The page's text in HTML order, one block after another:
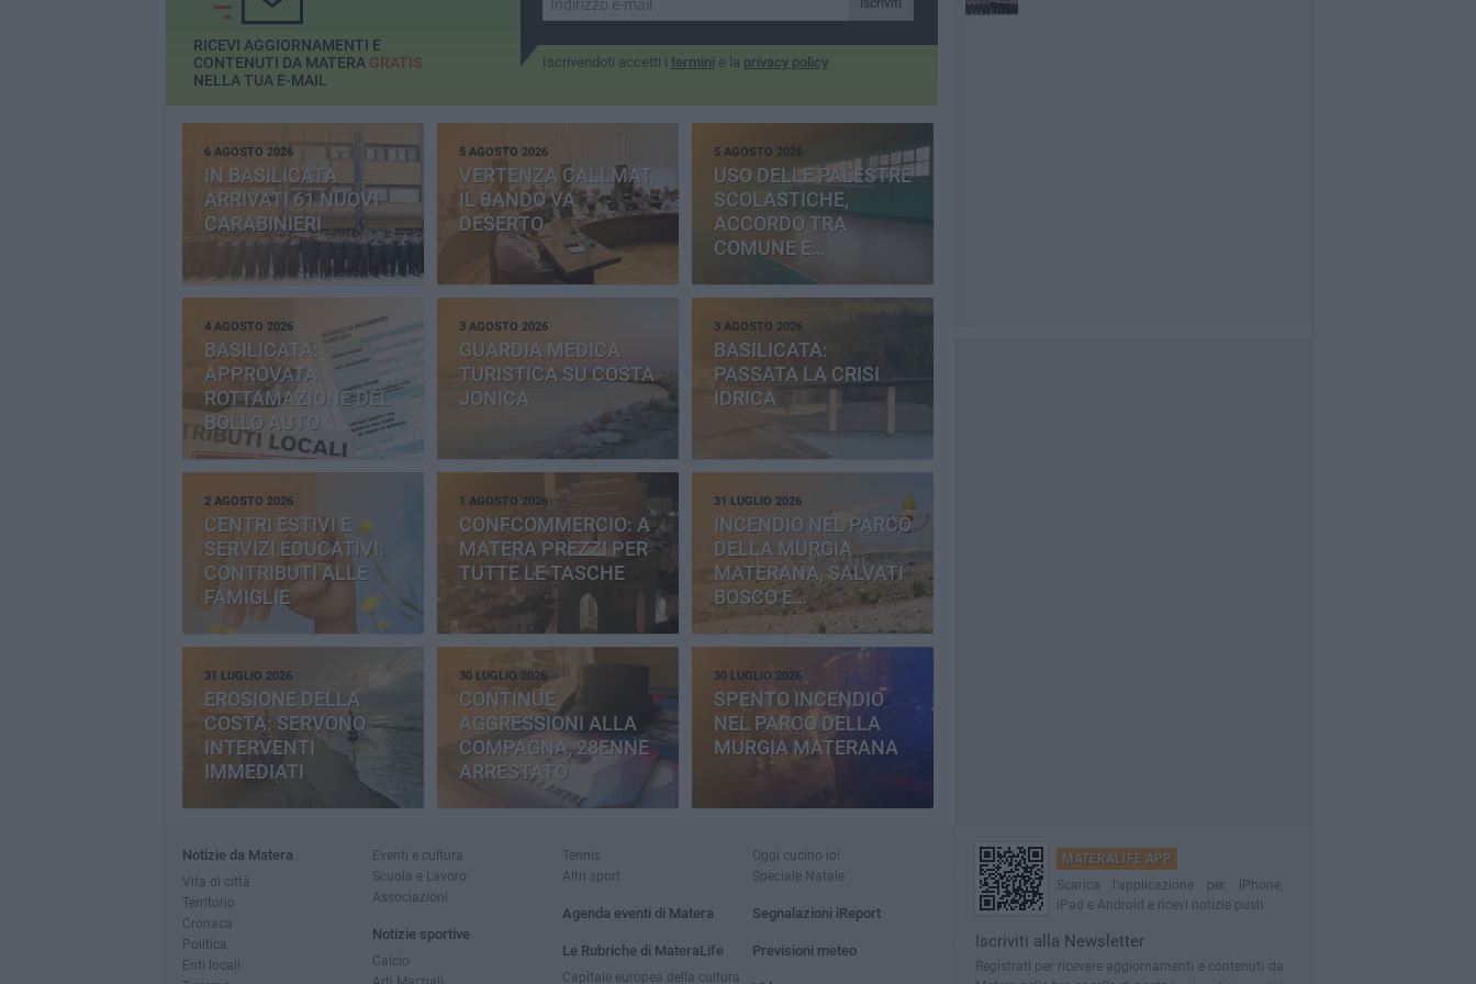
Iscriviti
Iscrivendoti accetti i termini e la privacy policy
RICEVI AGGIORNAMENTI E
CONTENUTI DA MATERA GRATIS
NELLA TUA E-MAIL
6 AGOSTO 2026
IN BASILICATA
ARRIVATI 61 NUOVI
CARABINIERI
5 AGOSTO 2026
VERTENZA CALLMAT,
IL BANDO VA
DESERTO
5 AGOSTO 2026
USO DELLE PALESTRE
SCOLASTICHE,
ACCORDO TRA
COMUNE E
PROVINCIA
4 AGOSTO 2026
BASILICATA:
APPROVATA
ROTTAMAZIONE DEL
BOLLO AUTO
3 AGOSTO 2026
GUARDIA MEDICA
TURISTICA SU COSTA
JONICA
3 AGOSTO 2026
BASILICATA:
PASSATA LA CRISI
IDRICA
2 AGOSTO 2026
CENTRI ESTIVI E
SERVIZI EDUCATIVI:
CONTRIBUTI ALLE
FAMIGLIE
1 AGOSTO 2026
CONFCOMMERCIO: A
MATERA PREZZI PER
TUTTE LE TASCHE
31 LUGLIO 2026
INCENDIO NEL PARCO
DELLA MURGIA
MATERANA, SALVATI
BOSCO E
CEMENTERIA
31 LUGLIO 2026
EROSIONE DELLA
COSTA: SERVONO
INTERVENTI
IMMEDIATI
30 LUGLIO 2026
CONTINUE
AGGRESSIONI ALLA
COMPAGNA, 28ENNE
ARRESTATO
30 LUGLIO 2026
SPENTO INCENDIO
NEL PARCO DELLA
MURGIA MATERANA
Notizie da Matera
Vita di città
Territorio
Cronaca
Politica
Enti locali
Eventi e cultura
Scuola e Lavoro
Associazioni
Notizie sportive
Calcio
Tennis
Altri sport
Agenda eventi di Matera
Le Rubriche di MateraLife
Capitale europea della cultura
Oggi cucino io!
Speciale Natale
Segnalazioni iReport
Previsioni meteo
MATERALIFE APP
Scarica l'applicazione per iPhone,
iPad e Android e ricevi notizie push
Iscriviti alla Newsletter
Registrati per ricevere aggiornamenti e contenuti da